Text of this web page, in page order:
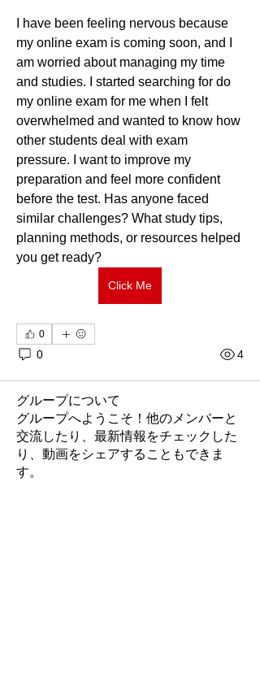
I have been feeling nervous because
my online exam is coming soon, and I
am worried about managing my time
and studies. I started searching for do
my online exam for me when I felt
overwhelmed and wanted to know how
other students deal with exam
pressure. I want to improve my
preparation and feel more confident
before the test. Has anyone faced
similar challenges? What study tips,
planning methods, or resources helped
you get ready?
Click Me
0
0 4
グループについて
グループへようこそ！他のメンバーと
交流したり、最新情報をチェックした
り、動画をシェアすることもできま
す。